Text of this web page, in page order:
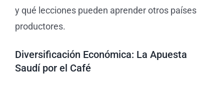
y qué lecciones pueden aprender otros países
productores.
Diversificación Económica: La Apuesta
Saudí por el Café